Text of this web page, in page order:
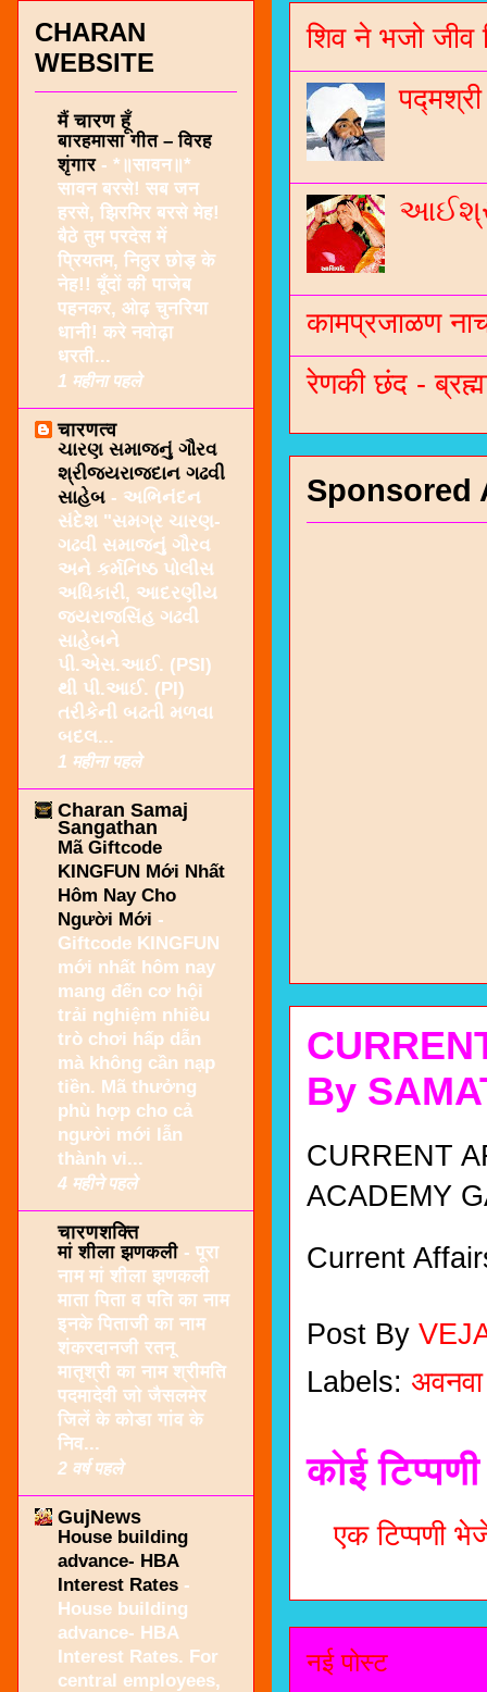
जनरल
चारणी
नंबर
शिव ने भजो जीव
कामप्रजाळण
रेणकी छंद -
Sponsored
By
CURRENT
ACADEMY
Current
Post By
Labels:
कोई
एक टिप्पणी
नई पोस्ट
CHARAN
WEBSITE
मैं चारण हूँ
बारहमासा गीत – विरह
शृंगार - *॥सावन॥*
सावन बरसे! सब जन
हरसे, झिरमिर बरसे मेह!
बैठे तुम परदेस में
प्रियतम, निठुर छोड़ के
नेह!! बूँदों की पाजेब
पहनकर, ओढ़ चुनरिया
धानी! करे नवोढ़ा
धरती...
1 महीना पहले
चारणत्व
ચારણ સમાજનું ગૌરવ
શ્રીજયરાજદાન ગઢવી
સાહેબ - અભિનંદન
સંદેશ "સમગ્ર ચારણ-
ગઢવી સમાજનું ગૌરવ
અને કર્મનિષ્ઠ પોલીસ
અધિકારી, આદરણીય
જયરાજસિંહ ગઢવી
સાહેબને
પી.એસ.આઈ. (PSI)
થી પી.આઈ. (PI)
તરીકેની બઢતી મળવા
બદલ...
1 महीना पहले
Charan Samaj
Sangathan
Mã Giftcode
KINGFUN Mới Nhất
Hôm Nay Cho
Người Mới -
Giftcode KINGFUN
mới nhất hôm nay
mang đến cơ hội
trải nghiệm nhiều
trò chơi hấp dẫn
mà không cần nạp
tiền. Mã thưởng
phù hợp cho cả
người mới lẫn
thành vi...
4 महीने पहले
चारणशक्ति
मां शीला झणकली - पूरा
नाम मां शीला झणकली
माता पिता व पति का नाम
इनके पिताजी का नाम
शंकरदानजी रतनू
मातृश्री का नाम श्रीमति
पदमादेवी जो जैसलमेर
जिलें के कोडा गांव के
निव...
2 वर्ष पहले
GujNews
House building
advance- HBA
Interest Rates -
House building
advance- HBA
Interest Rates. For
central employees,